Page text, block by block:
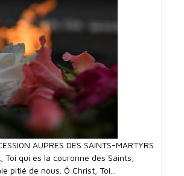
AUPRES DES SAINTS-MARTYRS
Toi qui es la couronne des Saints,
pitié de nous. Ô Christ, Toi...